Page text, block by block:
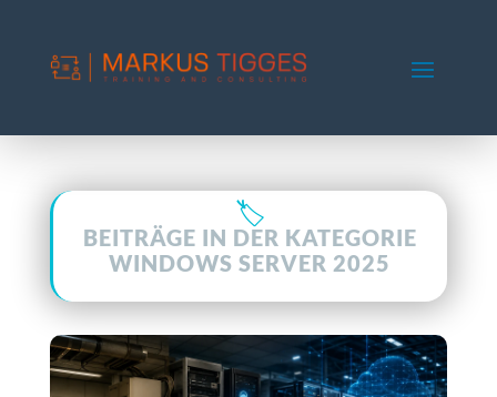
BEITRÄGE IN DER KATEGORIE
WINDOWS SERVER 2025